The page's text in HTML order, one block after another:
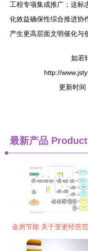
工程专项集成推广；这标
化效益确保性综合推进协
产生更高层面文明催化与
如若
http://
更新时
最新产品 Product